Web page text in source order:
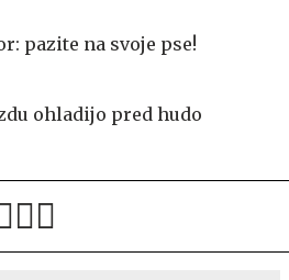
pazite na svoje pse!
ohladijo pred hudo